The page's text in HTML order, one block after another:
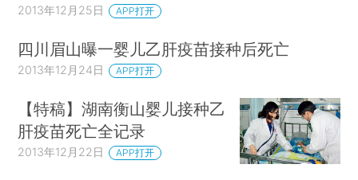
2013年12月25日 APP打开
四川眉山曝一婴儿乙肝疫苗接种后死亡
2013年12月24日 APP打开
【特稿】湖南衡山婴儿接种乙
肝疫苗死亡全记录
2013年12月22日 APP打开